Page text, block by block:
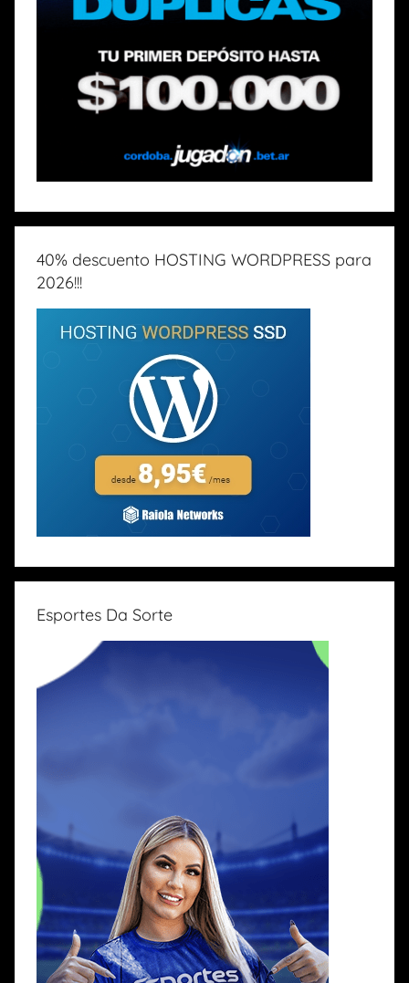
40% descuento HOSTING WORDPRESS para
2026!!!
Esportes Da Sorte